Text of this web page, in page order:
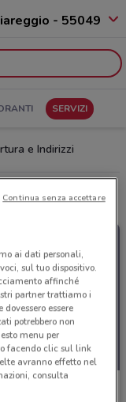
- 55049
SERVIZI
e Indirizzi
ai dati personali,
sul tuo dispositivo.
affinché
partner trattiamo i
essere
potrebbero non
menu per
facendo clic sul link
avranno effetto nel
consulta
Continua senza accettare